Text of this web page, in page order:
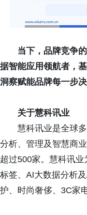
当下，品牌竞争
据智能应用领航者，
洞察赋能品牌每一步
关于慧科讯业
慧科讯业是全球
分析、管理及智慧商
超过500家。慧科讯
标签、AI大数据分析
护、时尚奢侈、3C家